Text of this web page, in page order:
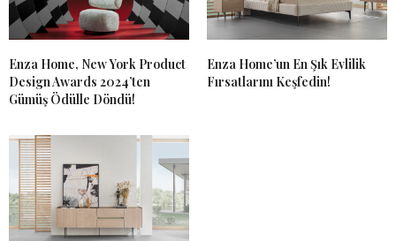
Enza Home, New York Product
Design Awards 2024’ten
Gümüş Ödülle Döndü!
Enza Home’un En Şık Evlilik
Fırsatlarını Keşfedin!